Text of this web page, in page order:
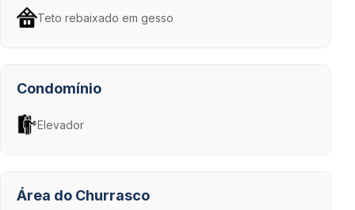
Teto rebaixado em gesso
Condomínio
Elevador
Área do Churrasco